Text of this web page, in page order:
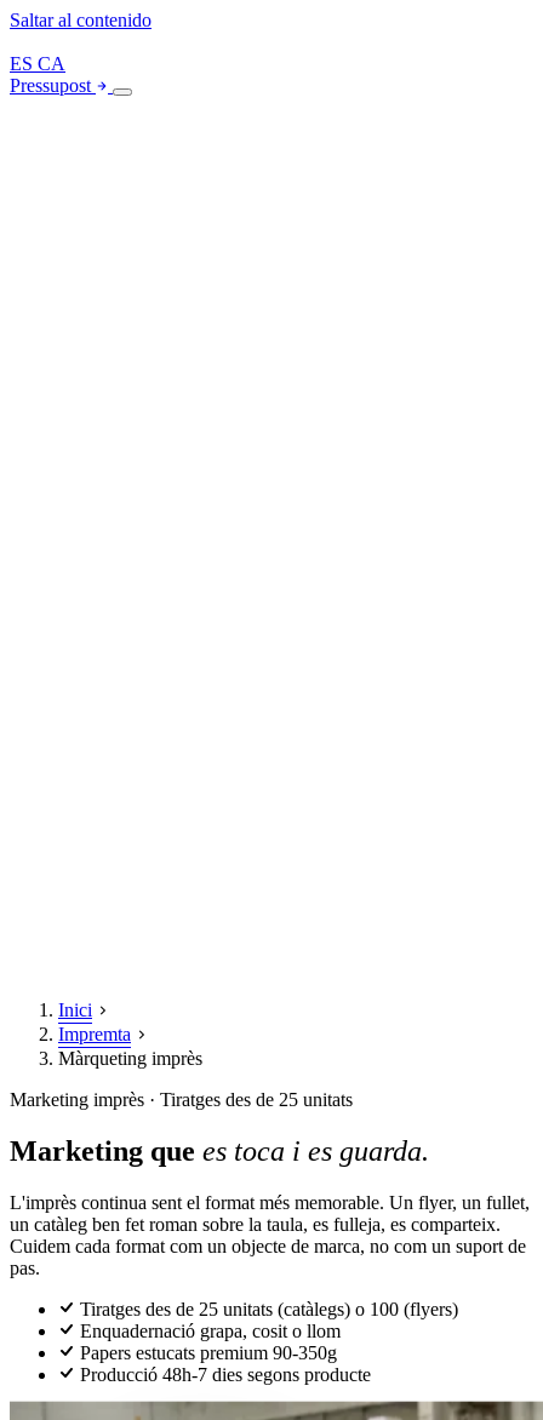
Saltar al contenido
ES CA
Pressupost
Inici
Impremta
Màrqueting imprès
Marketing imprès · Tiratges des de 25 unitats
Marketing que es toca i es guarda.
L'imprès continua sent el format més memorable. Un flyer, un fullet,
un catàleg ben fet roman sobre la taula, es fulleja, es comparteix.
Cuidem cada format com un objecte de marca, no com un suport de
pas.
Tiratges des de 25 unitats (catàlegs) o 100 (flyers)
Enquadernació grapa, cosit o llom
Papers estucats premium 90-350g
Producció 48h-7 dies segons producte